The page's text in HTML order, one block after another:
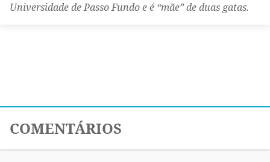
Universidade de Passo Fundo e é “mãe” de duas gatas.
COMENTÁRIOS